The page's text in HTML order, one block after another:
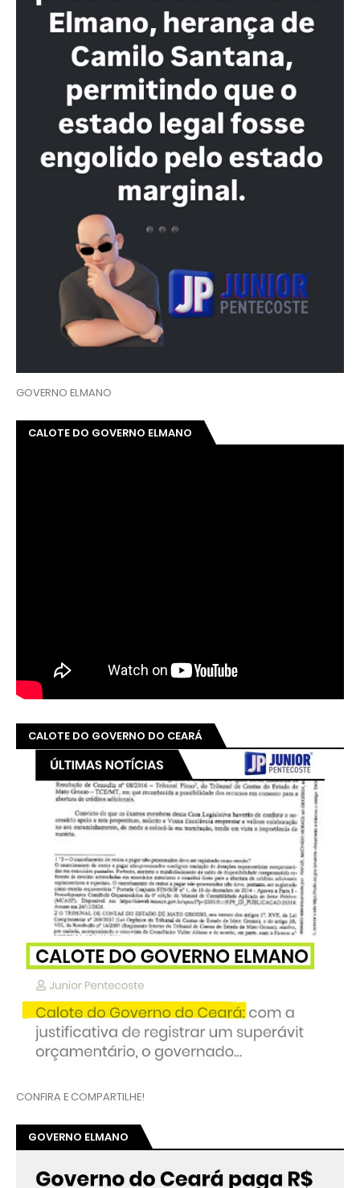
GOVERNO ELMANO
CALOTE DO GOVERNO ELMANO
CALOTE DO GOVERNO DO CEARÁ
CONFIRA E COMPARTILHE!
GOVERNO ELMANO